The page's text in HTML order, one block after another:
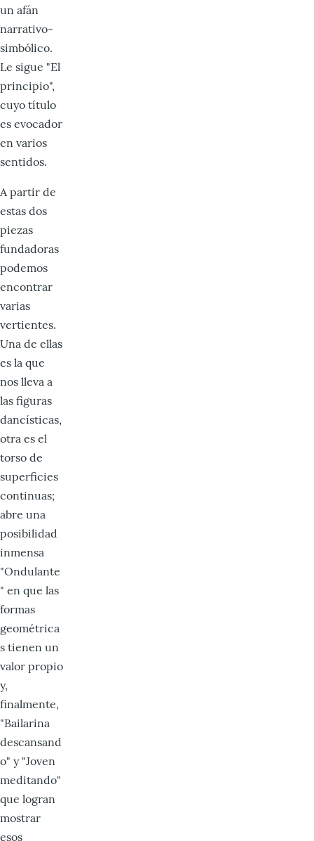
un afán
narrativo-
simbólico.
Le sigue "El
principio",
cuyo título
es evocador
en varios
sentidos.
A partir de
estas dos
piezas
fundadoras
podemos
encontrar
varias
vertientes.
Una de ellas
es la que
nos lleva a
las figuras
dancísticas,
otra es el
torso de
superficies
con­tinuas;
abre una
posibilidad
inmensa
"Ondulante
" en que las
formas
geométrica
s tienen un
valor propio
y,
finalmente,
"Bailarina
descansand
o" y "Joven
meditando"
que logran
mostrar
esos